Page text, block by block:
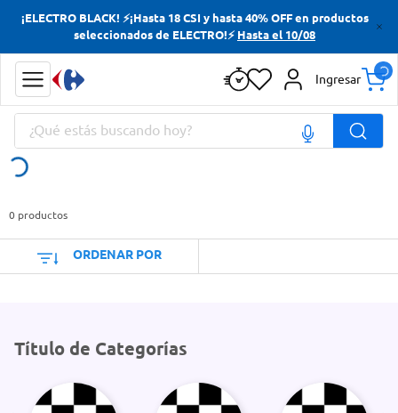
¡ELECTRO BLACK! ⚡¡Hasta 18 CSI y hasta 40% OFF en productos
seleccionados de ELECTRO!⚡ Hasta el 10/08
Ingresar
¿Qué estás buscando hoy?
0 productos
ORDENAR POR
Título de Categorías
Términos más buscados
Yerba
Cerveza
Doves
Términos más buscados
Yerba
Cerveza
Doves
Jabon Tocador